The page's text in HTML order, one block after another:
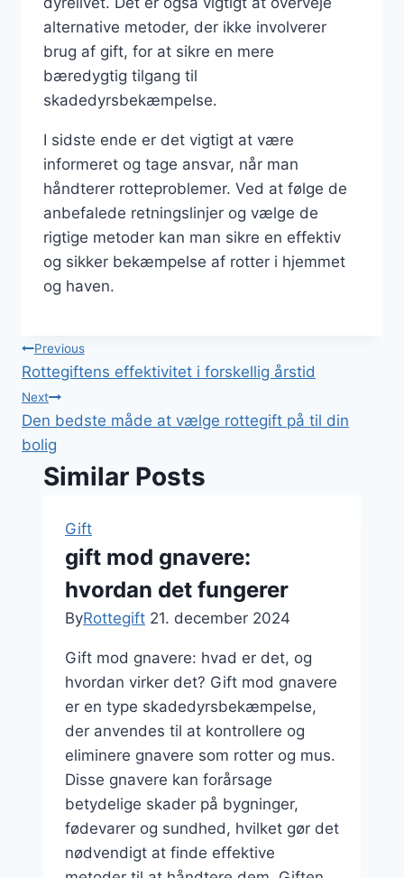
alternative metoder, der ikke involverer
brug af gift, for at sikre en mere
bæredygtig tilgang til
skadedyrsbekæmpelse.
I sidste ende er det vigtigt at være
informeret og tage ansvar, når man
håndterer rotteproblemer. Ved at følge de
anbefalede retningslinjer og vælge de
rigtige metoder kan man sikre en effektiv
og sikker bekæmpelse af rotter i hjemmet
og haven.
Indlægsnavigation
Previous
Rottegiftens effektivitet i forskellig årstid
Next
Den bedste måde at vælge rottegift på til din
bolig
Similar Posts
Gift
gift mod gnavere:
hvordan det fungerer
ByRottegift 21. december 2024
Gift mod gnavere: hvad er det, og
hvordan virker det? Gift mod gnavere
er en type skadedyrsbekæmpelse,
der anvendes til at kontrollere og
eliminere gnavere som rotter og mus.
Disse gnavere kan forårsage
betydelige skader på bygninger,
fødevarer og sundhed, hvilket gør det
nødvendigt at finde effektive